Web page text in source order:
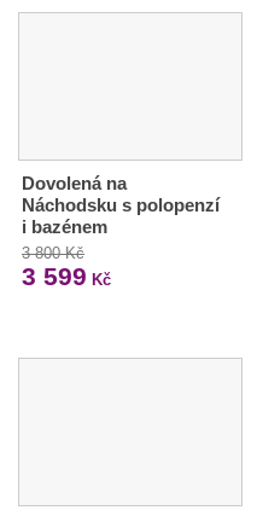
Dovolená na
Náchodsku s polopenzí
i bazénem
3 800 Kč
3 599 Kč